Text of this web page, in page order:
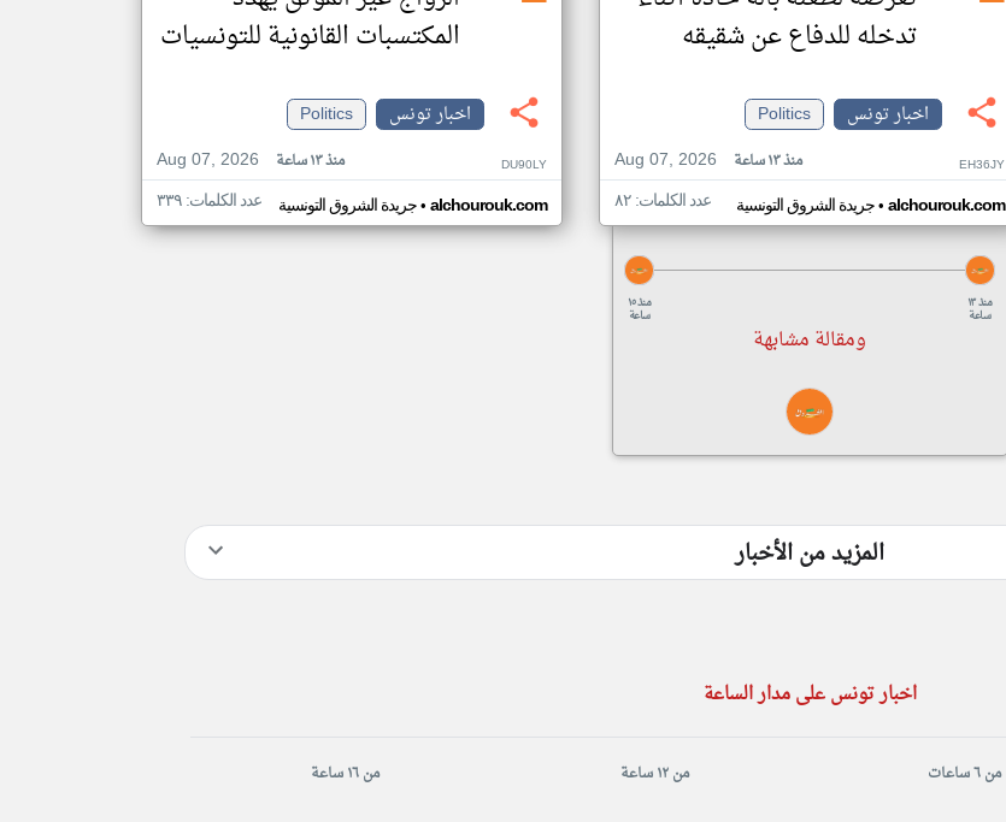
تدخله للدفاع عن شقيقه
اخبار تونس
Politics
Aug 07, 2026
منذ ١٣ ساعة EH36JY
جريدة الشروق التونسية• alchourouk.com عدد الكلمات: ٨٢
منذ ١٥
ساعة
منذ ١٣
ساعة
ومقالة مشابهة
المكتسبات القانونية للتونسيات
اخبار تونس
Politics
Aug 07, 2026
منذ ١٣ ساعة DU90LY
جريدة الشروق التونسية• alchourouk.com عدد الكلمات: ٣٣٩
المزيد من الأخبار
اخبار تونس على مدار الساعة
من ٦ ساعات من ١٢ ساعة من ١٦ ساعة